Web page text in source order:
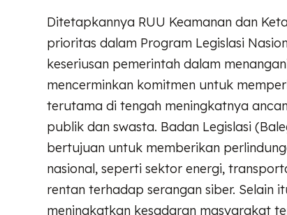
Ditetapkannya RUU Keamanan dan
prioritas dalam Program Legislasi
keseriusan pemerintah dalam
mencerminkan komitmen untuk
terutama di tengah meningkatnya
publik dan swasta. Badan Legislasi
bertujuan untuk memberikan
nasional, seperti sektor energi,
rentan terhadap serangan siber. Selain
meningkatkan kesadaran masyarakat